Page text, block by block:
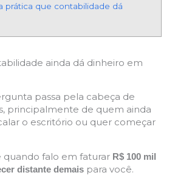
prática que contabilidade dá
ainda dá dinheiro em
passa pela cabeça de
principalmente de quem ainda
o escritório ou quer começar
quando falo em faturar R$ 100 mil
distante demaispara você.